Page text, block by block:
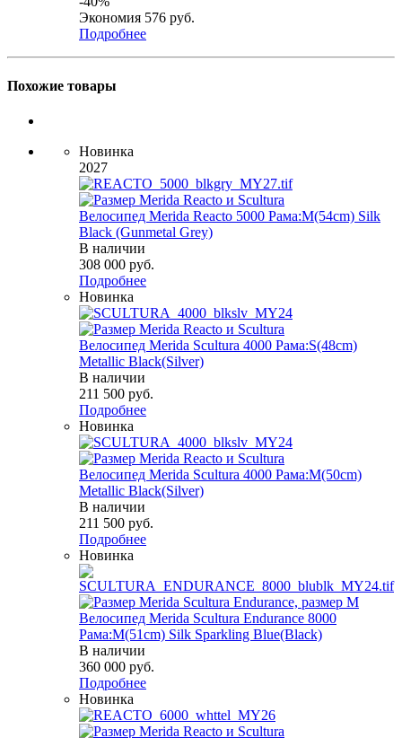
Экономия 576 руб.
Подробнее
Похожие товары
Новинка
2027
Велосипед Merida Reacto 5000 Рама:M(54cm) Silk
Black (Gunmetal Grey)
В наличии
308 000 руб.
Подробнее
Новинка
Велосипед Merida Scultura 4000 Рама:S(48cm)
Metallic Black(Silver)
В наличии
211 500 руб.
Подробнее
Новинка
Велосипед Merida Scultura 4000 Рама:M(50cm)
Metallic Black(Silver)
В наличии
211 500 руб.
Подробнее
Новинка
Велосипед Merida Scultura Endurance 8000
Рама:M(51cm) Silk Sparkling Blue(Black)
В наличии
360 000 руб.
Подробнее
Новинка